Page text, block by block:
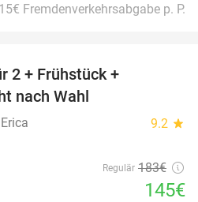
Fremdenverkehrsabgabe p. P.
2 + Frühstück +
nach Wahl
9.2 star
Regulär 183€
145€